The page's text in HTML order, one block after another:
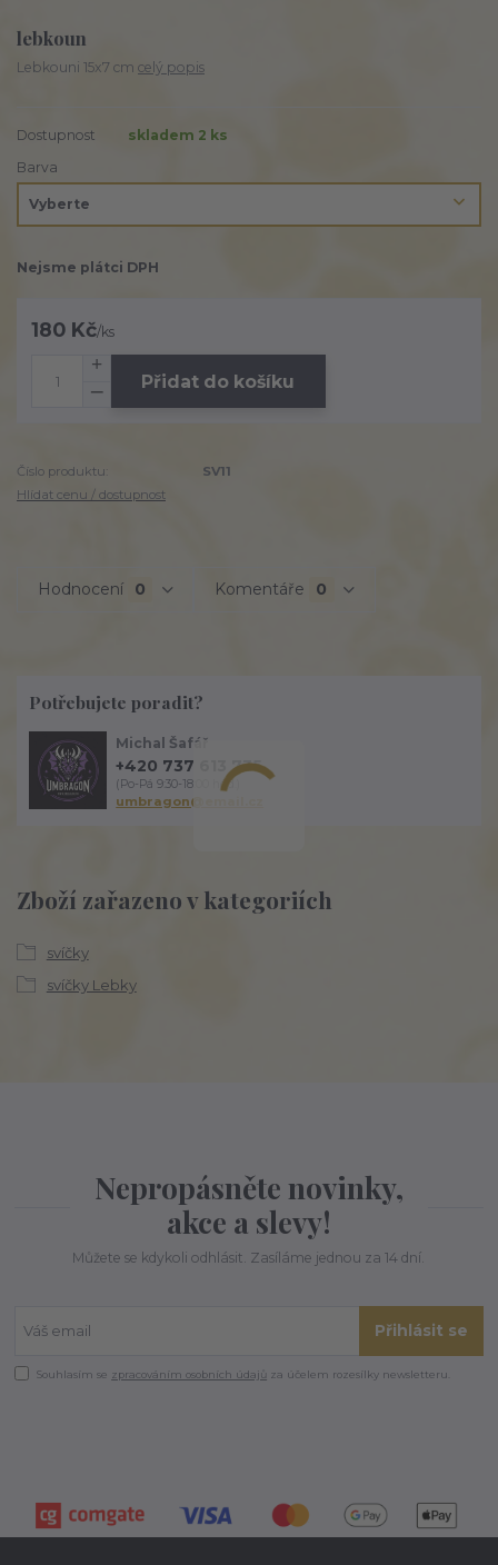
lebkoun
Lebkouni 15x7 cm celý popis
Dostupnost
skladem 2 ks
Barva
Nejsme plátci DPH
180 Kč/ks
Přidat do košíku
Číslo produktu:
SV11
Hlídat cenu / dostupnost
Hodnocení 0 Komentáře 0
Zboží zařazeno v kategoriích
svíčky
svíčky Lebky
Potřebujete poradit?
Michal Šafář
+420 737 613 735
(Po-Pá 9:30-18:00 hod.)
umbragon@email.cz
Nepropásněte novinky,
akce a slevy!
Můžete se kdykoli odhlásit. Zasíláme jednou za 14 dní.
Přihlásit se
Souhlasím se zpracováním osobních údajů za účelem rozesílky newsletteru.